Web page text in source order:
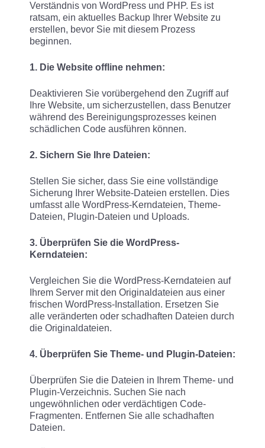
Verständnis von WordPress und PHP. Es ist
ratsam, ein aktuelles Backup Ihrer Website zu
erstellen, bevor Sie mit diesem Prozess
beginnen.
1. Die Website offline nehmen:
Deaktivieren Sie vorübergehend den Zugriff auf
Ihre Website, um sicherzustellen, dass Benutzer
während des Bereinigungsprozesses keinen
schädlichen Code ausführen können.
2. Sichern Sie Ihre Dateien:
Stellen Sie sicher, dass Sie eine vollständige
Sicherung Ihrer Website-Dateien erstellen. Dies
umfasst alle WordPress-Kerndateien, Theme-
Dateien, Plugin-Dateien und Uploads.
3. Überprüfen Sie die WordPress-
Kerndateien:
Vergleichen Sie die WordPress-Kerndateien auf
Ihrem Server mit den Originaldateien aus einer
frischen WordPress-Installation. Ersetzen Sie
alle veränderten oder schadhaften Dateien durch
die Originaldateien.
4. Überprüfen Sie Theme- und Plugin-Dateien:
Überprüfen Sie die Dateien in Ihrem Theme- und
Plugin-Verzeichnis. Suchen Sie nach
ungewöhnlichen oder verdächtigen Code-
Fragmenten. Entfernen Sie alle schadhaften
Dateien.